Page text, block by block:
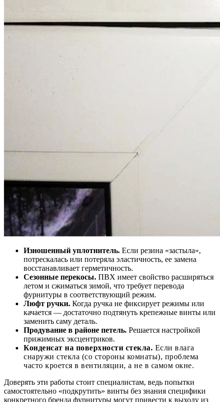
Изношенный уплотнитель. Если резина «застыла»,
потрескалась или потеряла эластичность, ее замена
восстанавливает герметичность.
Сезонные перекосы. ПВХ имеет свойство расширяться
летом и сжиматься зимой, что требует перевода
фурнитуры в соответствующий режим.
Люфт ручки. Когда ручка не фиксирует режимы или
качается — достаточно подтянуть крепежные винты или
заменить саму деталь.
Продувание в районе петель. Решается настройкой
прижимных эксцентриков.
Конденсат на поверхности стекла. Если влага
снаружи стекла (со стороны комнаты), проблема
часто кроется в вентиляции, а не в самом окне.
Доверять эти работы стоит специалистам, ведь попытки
самостоятельно «подкрутить» винты без знания специфики
конкретного бренда фурнитуры могут привести к выходу из